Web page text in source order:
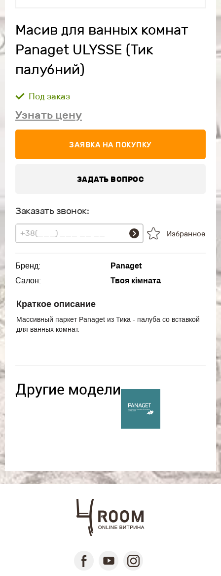
Масив для ванных комнат
Panaget ULYSSE (Тик
палубний)
Под заказ
Узнать цену
ЗАЯВКА НА ПОКУПКУ
ЗАДАТЬ ВОПРОС
Заказать звонок:
Избранное
Бренд:
Panaget
Салон:
Твоя кімната
Краткое описание
Массивный паркет Panaget из Тика - палуба со вставкой
для ванных комнат.
Другие модели